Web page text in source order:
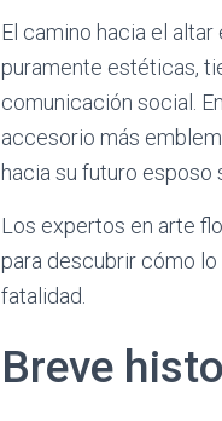
El camino hacia el
puramente estéticas,
comunicación social.
accesorio más
hacia su futuro
Los expertos en arte
para descubrir cómo
fatalidad.
Breve